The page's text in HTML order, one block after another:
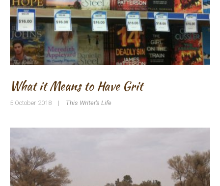
What it Means to Have Grit
5 October 2018 | This Writer's Life